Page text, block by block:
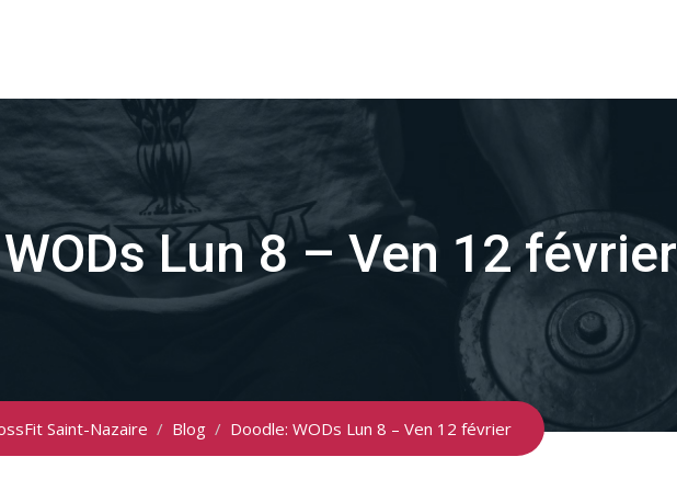
Lun 8 – Ven 12 février
Saint-Nazaire / Blog / Doodle: WODs Lun 8 – Ven 12 février